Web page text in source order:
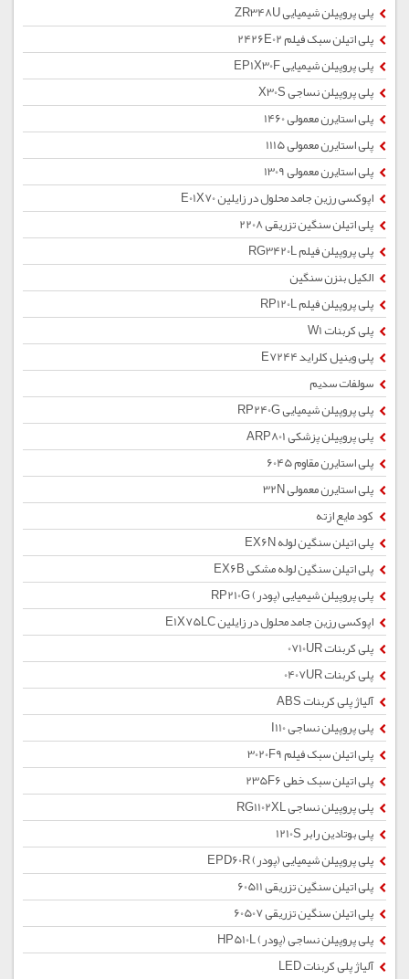
پلی پروپیلن شیمیایی ZR348U
پلی اتیلن سبک فیلم 2426E02
پلی پروپیلن شیمیایی EP1X30F
پلی پروپیلن نساجی X30S
پلی استایرن معمولی 1460
پلی استایرن معمولی 1115
پلی استایرن معمولی 1309
اپوکسی رزین جامد محلول در زایلین E01X70
پلی اتیلن سنگین تزریقی 2208
پلی پروپیلن فیلم RG3420L
الکیل بنزن سنگین
پلی پروپیلن فیلم RP120L
پلی کربنات W1
پلی وینیل کلراید E7244
سولفات سدیم
پلی پروپیلن شیمیایی RP240G
پلی پروپیلن پزشکی ARP801
پلی استایرن مقاوم 6045
پلی استایرن معمولی 32N
کود مایع ازته
پلی اتیلن سنگین لوله EX6N
پلی اتیلن سنگین لوله مشکی EX6B
پلی پروپیلن شیمیایی (پودر) RP210G
اپوکسی رزین جامد محلول در زایلین E1X75LC
پلی کربنات 0710UR
پلی کربنات 0407UR
آلیاژ پلی کربنات ABS
پلی پروپیلن نساجی I110
پلی اتیلن سبک فیلم 3020F9
پلی اتیلن سبک خطی 235F6
پلی پروپیلن نساجی RG1102XL
پلی بوتادین رابر 1210S
پلی پروپیلن شیمیایی (پودر) EPD60R
پلی اتیلن سنگین تزریقی 60511
پلی اتیلن سنگین تزریقی 60507
پلی پروپیلن نساجی (پودر) HP510L
آلیاژ پلی کربنات LED